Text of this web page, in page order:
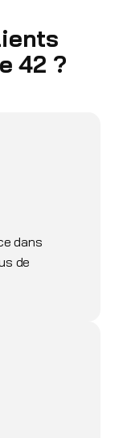
42 ?
dans
de